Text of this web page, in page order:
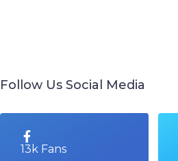
Follow Us Social Media
13k Fans